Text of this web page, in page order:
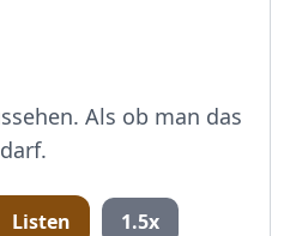
Als ob man das
Listen 1.5x